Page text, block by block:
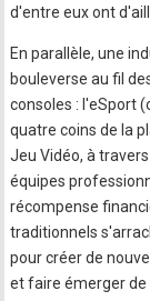
d'entre eux ont
En parallèle, une
bouleverse au fil
consoles : l'eSport
quatre coins de la
Jeu Vidéo, à
équipes
récompense
traditionnels
pour créer de
et faire émerger de